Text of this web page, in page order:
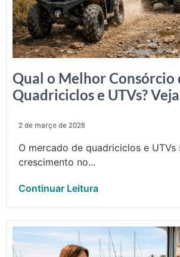
Qual o Melhor Consórcio
Quadriciclos e UTVs?
2 de março de 2026
O mercado de quadriciclos e UTVs
crescimento no...
Continuar Leitura